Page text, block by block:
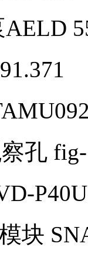
AELD
孔
块